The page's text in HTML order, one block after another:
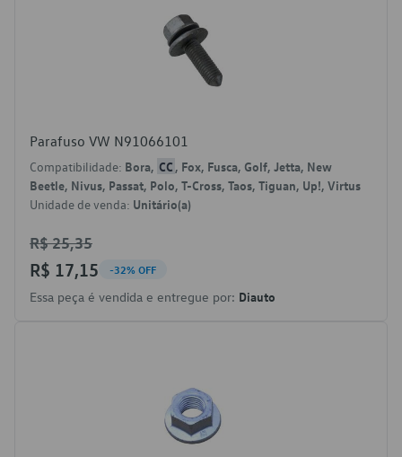
Parafuso VW N91066101
Compatibilidade: Bora, CC , Fox, Fusca, Golf, Jetta, New
Beetle, Nivus, Passat, Polo, T-Cross, Taos, Tiguan, Up!, Virtus
Unidade de venda: Unitário(a)
R$ 25,35
R$ 17,15 -32% OFF
Essa peça é vendida e entregue por: Diauto